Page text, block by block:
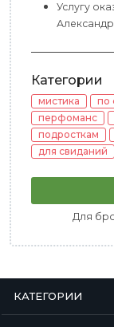
Услугу
Категории
мистика по
перфоманс
подросткам
для свиданий
Для
КАТЕГОРИИ